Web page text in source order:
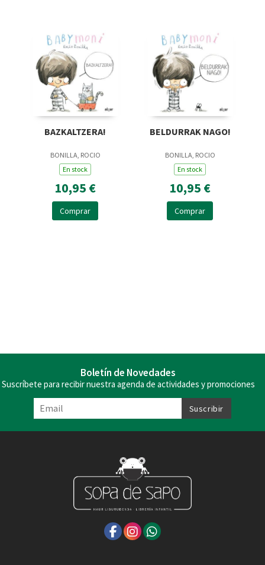
BAZKALTZERA!
BONILLA, ROCIO
En stock
10,95 €
Comprar
BELDURRAK NAGO!
BONILLA, ROCIO
En stock
10,95 €
Comprar
Boletín de Novedades
Suscríbete para recibir nuestra agenda de actividades y promociones